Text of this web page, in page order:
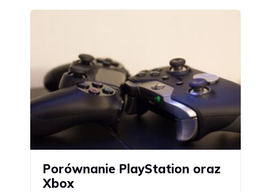
Porównanie PlayStation oraz
Xbox